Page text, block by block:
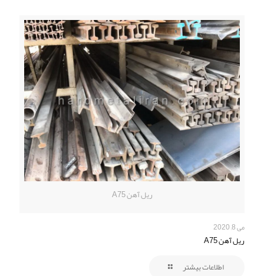
ریل آهن A75
می 8, 2020
ریل آهن A75
اطلاعات بیشتر